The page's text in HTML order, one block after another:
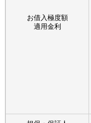
お借入極度額
適用金利